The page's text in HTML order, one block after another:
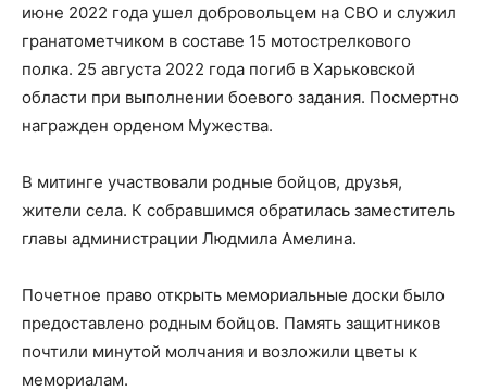
июне 2022 года ушел добровольцем на СВО и служил
гранатометчиком в составе 15 мотострелкового
полка. 25 августа 2022 года погиб в Харьковской
области при выполнении боевого задания. Посмертно
награжден орденом Мужества.
В митинге участвовали родные бойцов, друзья,
жители села. К собравшимся обратилась заместитель
главы администрации Людмила Амелина.
Почетное право открыть мемориальные доски было
предоставлено родным бойцов. Память защитников
почтили минутой молчания и возложили цветы к
мемориалам.